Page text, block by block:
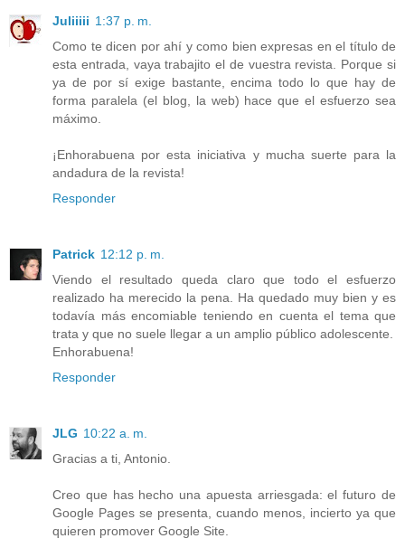
Juliiiii 1:37 p. m.
Como te dicen por ahí y como bien expresas en el título de
esta entrada, vaya trabajito el de vuestra revista. Porque si
ya de por sí exige bastante, encima todo lo que hay de
forma paralela (el blog, la web) hace que el esfuerzo sea
máximo.
¡Enhorabuena por esta iniciativa y mucha suerte para la
andadura de la revista!
Responder
Patrick 12:12 p. m.
Viendo el resultado queda claro que todo el esfuerzo
realizado ha merecido la pena. Ha quedado muy bien y es
todavía más encomiable teniendo en cuenta el tema que
trata y que no suele llegar a un amplio público adolescente.
Enhorabuena!
Responder
JLG 10:22 a. m.
Gracias a ti, Antonio.
Creo que has hecho una apuesta arriesgada: el futuro de
Google Pages se presenta, cuando menos, incierto ya que
quieren promover Google Site.